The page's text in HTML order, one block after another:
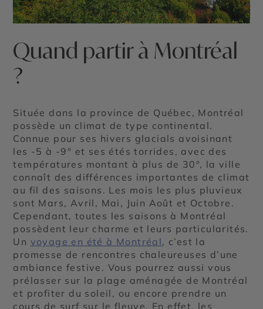
Quand partir à Montréal
?
Située dans la province de Québec, Montréal
possède un climat de type continental.
Connue pour ses hivers glacials avoisinant
les -5 à -9° et ses étés torrides, avec des
températures montant à plus de 30°, la ville
connaît des différences importantes de climat
au fil des saisons. Les mois les plus pluvieux
sont Mars, Avril, Mai, Juin Août et Octobre.
Cependant, toutes les saisons à Montréal
possèdent leur charme et leurs particularités.
Un voyage en été à Montréal, c’est la
promesse de rencontres chaleureuses d’une
ambiance festive. Vous pourrez aussi vous
prélasser sur la plage aménagée de Montréal
et profiter du soleil, ou encore prendre un
cours de surf sur le fleuve. En effet, les